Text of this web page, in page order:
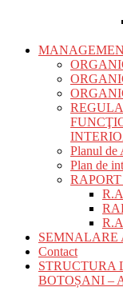
Planul de
Plan de
SEMNALARE
Contact
STRUCTURA
BOTOȘANI –